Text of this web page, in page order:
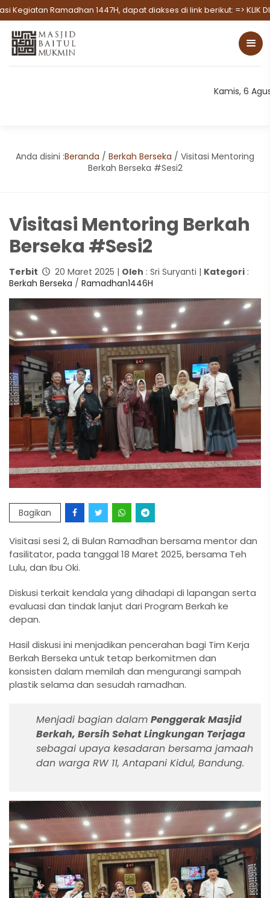
Ramadhan 1447H, dapat diakses di link berikut:=> KLIK DISINI
Kamis, 6
Anda disini :Beranda / Berkah Berseka / Visitasi Mentoring
Berkah Berseka #Sesi2
Visitasi Mentoring Berkah
Berseka #Sesi2
Terbit 20 Maret 2025 | Oleh : Sri Suryanti | Kategori:
Berkah Berseka / Ramadhan1446H
Bagikan
Visitasi sesi 2, di Bulan Ramadhan bersama mentor dan
fasilitator, pada tanggal 18 Maret 2025, bersama Teh
Lulu, dan Ibu Oki.
Diskusi terkait kendala yang dihadapi di lapangan serta
evaluasi dan tindak lanjut dari Program Berkah ke
depan.
Hasil diskusi ini menjadikan pencerahan bagi Tim Kerja
Berkah Berseka untuk tetap berkomitmen dan
konsisten dalam memilah dan mengurangi sampah
plastik selama dan sesudah ramadhan.
Menjadi bagian dalam Penggerak Masjid
Berkah, Bersih Sehat Lingkungan Terjaga
sebagai upaya kesadaran bersama jamaah
dan warga RW 11, Antapani Kidul, Bandung.